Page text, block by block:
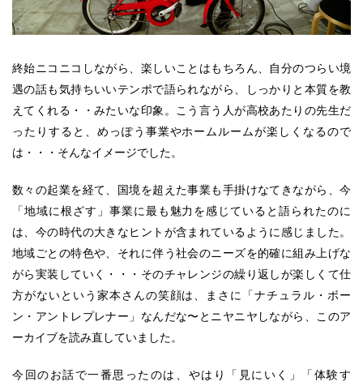
終始ニコニコしながら、楽しいことはもちろん、自分のつらい境
遇の話も気持ちいいテンポで語られながら、しっかりと本質を教
えてくれる・・みたいな印象。こう言う人が高校あたりの先生だ
ったりすると、めっぽう事業やホームルームが楽しくなるので
は・・・そんなイメージでした。
数々の起業を経て、国境を超えた事業も手掛けなてきながら、今
「地域に根ざす」事業に最も魅力を感じていると語られたのに
は、今の時代の大きなヒントが含まれているように感じました。
地域ごとの特色や、それに伴う社会のニーズを的確に組み上げな
がら実装していく・・・そのチャレンジの繰り返しが楽しくて仕
方がないという家本さんの笑顔は、まさに「ナチュラル・ボー
ン・アントレプレナー」なんだな〜とニヤニヤしながら、このア
ーカイブを読み直していました。
今回のお話で一番思ったのは、やはり「見にいく」「体験す